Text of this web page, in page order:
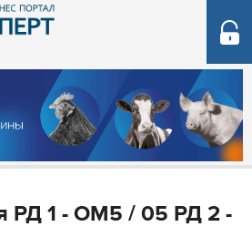
РД 1 - ОМ5 / 05 РД 2 -